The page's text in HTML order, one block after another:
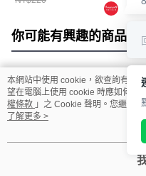
你可能有興趣的商品
熱門標籤
本網站中使用 cookie，欲查詢有關
望在電腦上使用 cookie 時應如何變
權條款 」之 Cookie 聲明。您繼續
用條款之 Cookie 聲明使用 cookie。
了解更多 >